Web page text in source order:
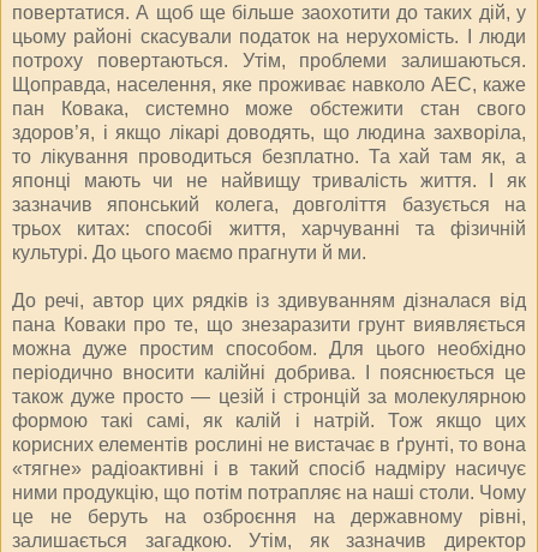
повертатися. А щоб ще більше заохотити до таких дій, у
цьому районі скасували податок на нерухомість. І люди
потроху повертаються. Утім, проблеми залишаються.
Щоправда, населення, яке проживає навколо АЕС, каже
пан Ковака, системно може обстежити стан свого
здоров’я, і якщо лікарі доводять, що людина захворіла,
то лікування проводиться безплатно. Та хай там як, а
японці мають чи не найвищу тривалість життя. І як
зазначив японський колега, довголіття базується на
трьох китах: способі життя, харчуванні та фізичній
культурі. До цього маємо прагнути й ми.
До речі, автор цих рядків із здивуванням дізналася від
пана Коваки про те, що знезаразити грунт виявляється
можна дуже простим способом. Для цього необхідно
періодично вносити калійні добрива. І пояснюється це
також дуже просто — цезій і стронцій за молекулярною
формою такі самі, як калій і натрій. Тож якщо цих
корисних елементів рослині не вистачає в ґрунті, то вона
«тягне» радіоактивні і в такий спосіб надміру насичує
ними продукцію, що потім потрапляє на наші столи. Чому
це не беруть на озброєння на державному рівні,
залишається загадкою. Утім, як зазначив директор